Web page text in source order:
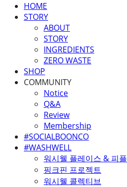
HOME
STORY
ABOUT
STORY
INGREDIENTS
ZERO WASTE
SHOP
COMMUNITY
Notice
Q&A
Review
Membership
#SOCIALBOONCO
#WASHWELL
워시웰 플레이스 & 피플
핑크핀 프로젝트
워시웰 콜렉티브